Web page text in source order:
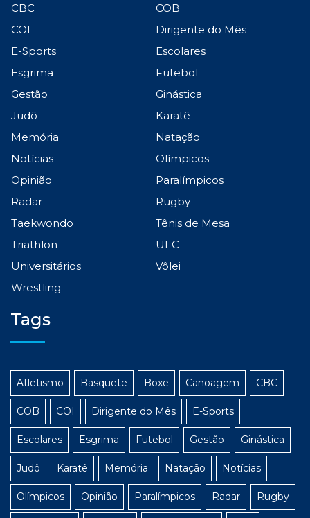
CBC
COB
COI
Dirigente do Mês
E-Sports
Escolares
Esgrima
Futebol
Gestão
Ginástica
Judô
Karatê
Memória
Natação
Notícias
Olímpicos
Opinião
Paralímpicos
Radar
Rugby
Taekwondo
Tênis de Mesa
Triathlon
UFC
Universitários
Vôlei
Wrestling
Tags
Atletismo Basquete Boxe Canoagem CBC
COB COI Dirigente do Mês E-Sports
Escolares Esgrima Futebol Gestão Ginástica
Judô Karatê Memória Natação Notícias
Olímpicos Opinião Paralímpicos Radar Rugby